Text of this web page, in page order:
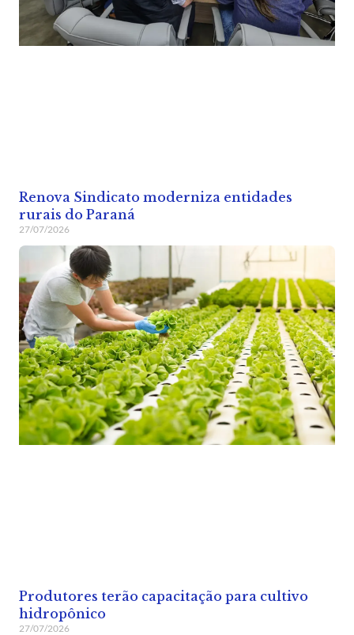
Renova Sindicato moderniza entidades
rurais do Paraná
27/07/2026
Produtores terão capacitação para cultivo
hidropônico
27/07/2026